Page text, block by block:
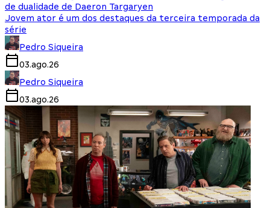
de dualidade de Daeron Targaryen
Jovem ator é um dos destaques da terceira temporada da
série
Pedro Siqueira
03.ago.26
Pedro Siqueira
03.ago.26